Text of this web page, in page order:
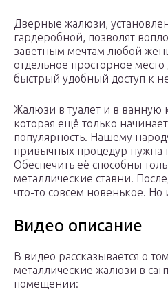
Дверные жалюзи,
гардеробной, позволят
заветным мечтам любой
отдельное просторное
быстрый удобный доступ к
Жалюзи в туалет и в ванную
которая ещё только
популярность. Нашему
привычных процедур нужна
Обеспечить её способны
металлические ставни.
что-то совсем новенькое.
Видео описание
В видео рассказывается о
металлические жалюзи в
помещении: